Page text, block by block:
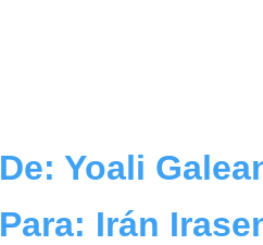
De: Yoali
Para: Irán